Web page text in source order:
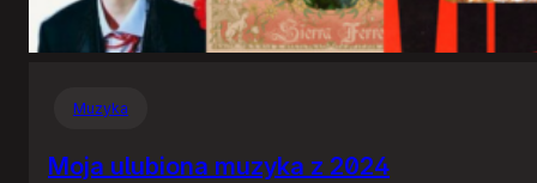
Muzyka
Moja ulubiona muzyka z 2024